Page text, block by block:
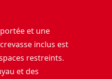
et une
inclus est
restreints.
et des